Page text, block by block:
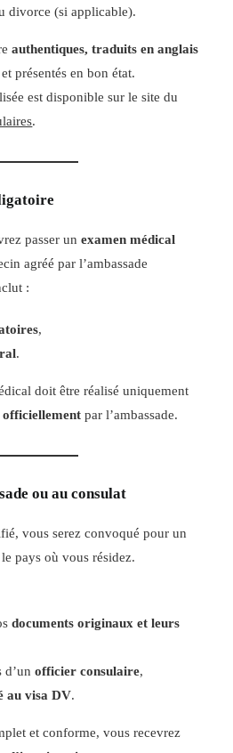
divorce (si applicable).
authentiques, traduits en anglais
et présentés en bon état.
est disponible sur le site du
.
passer unexamen médical
agréé par l’ambassade
:
,
.
doit être réalisé uniquement
officiellement par l’ambassade.
ou au consulat
vous serez convoqué pour un
pays où vous résidez.
documents originaux et leurs
d’unofficier consulaire,
au visa DV.
et conforme, vous recevrez